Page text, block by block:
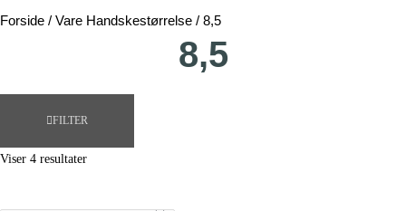
Forside / Vare Handskestørrelse / 8,5
8,5
FILTER
Viser 4 resultater